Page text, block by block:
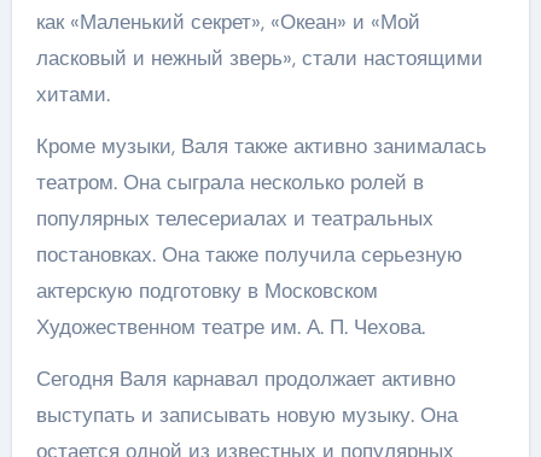
как «Маленький секрет», «Океан» и «Мой
ласковый и нежный зверь», стали настоящими
хитами.
Кроме музыки, Валя также активно занималась
театром. Она сыграла несколько ролей в
популярных телесериалах и театральных
постановках. Она также получила серьезную
актерскую подготовку в Московском
Художественном театре им. А. П. Чехова.
Сегодня Валя карнавал продолжает активно
выступать и записывать новую музыку. Она
остается одной из известных и популярных